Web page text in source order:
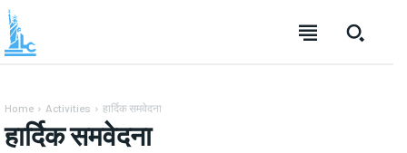
Home Activities हार्दिक समवेदना
हार्दिक समवेदना